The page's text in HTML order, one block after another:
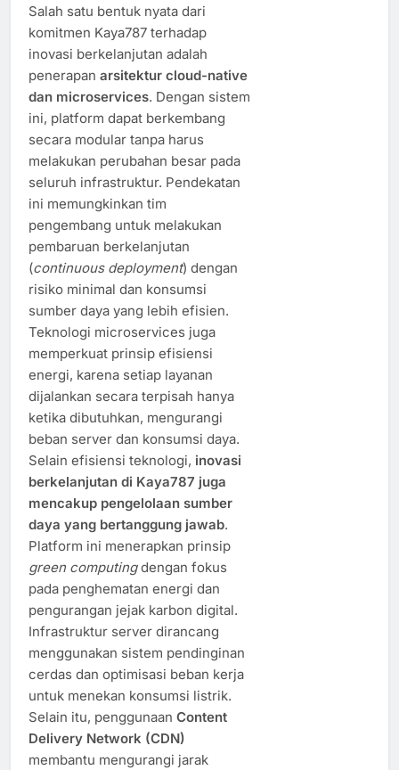
Salah satu bentuk nyata dari
komitmen Kaya787 terhadap
inovasi berkelanjutan adalah
penerapan arsitektur cloud-native
dan microservices. Dengan sistem
ini, platform dapat berkembang
secara modular tanpa harus
melakukan perubahan besar pada
seluruh infrastruktur. Pendekatan
ini memungkinkan tim
pengembang untuk melakukan
pembaruan berkelanjutan
(continuous deployment) dengan
risiko minimal dan konsumsi
sumber daya yang lebih efisien.
Teknologi microservices juga
memperkuat prinsip efisiensi
energi, karena setiap layanan
dijalankan secara terpisah hanya
ketika dibutuhkan, mengurangi
beban server dan konsumsi daya.
Selain efisiensi teknologi, inovasi
berkelanjutan di Kaya787 juga
mencakup pengelolaan sumber
daya yang bertanggung jawab.
Platform ini menerapkan prinsip
green computingdengan fokus
pada penghematan energi dan
pengurangan jejak karbon digital.
Infrastruktur server dirancang
menggunakan sistem pendinginan
cerdas dan optimisasi beban kerja
untuk menekan konsumsi listrik.
Selain itu, penggunaan Content
Delivery Network (CDN)
membantu mengurangi jarak